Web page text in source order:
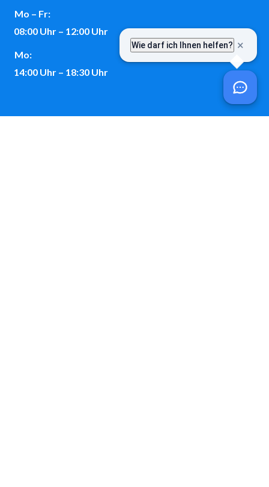
Mo – Fr:
08:00 Uhr – 12:00 Uhr
Mo:
14:00 Uhr – 18:30 Uhr